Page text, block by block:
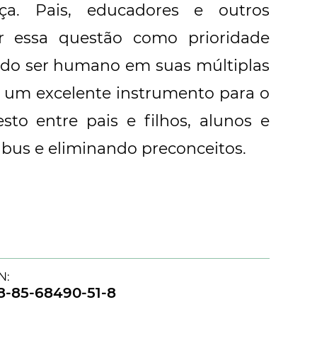
Pais, educadores e outros
essa questão como prioridade
ser humano em suas múltiplas
um excelente instrumento para o
entre pais e filhos, alunos e
e eliminando preconceitos.
85-68490-51-8